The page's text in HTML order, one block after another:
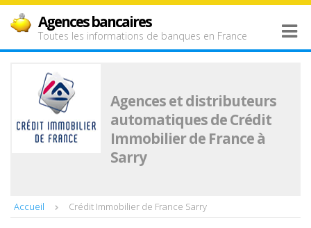
Agences bancaires
Toutes les informations de banques en France
Agences et distributeurs
automatiques de Crédit
Immobilier de France à
Sarry
Accueil Crédit Immobilier de France Sarry